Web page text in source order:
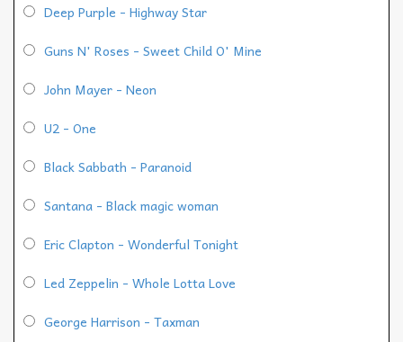
Deep Purple - Highway Star
Guns N' Roses - Sweet Child O' Mine
John Mayer - Neon
U2 - One
Black Sabbath - Paranoid
Santana - Black magic woman
Eric Clapton - Wonderful Tonight
Led Zeppelin - Whole Lotta Love
George Harrison - Taxman